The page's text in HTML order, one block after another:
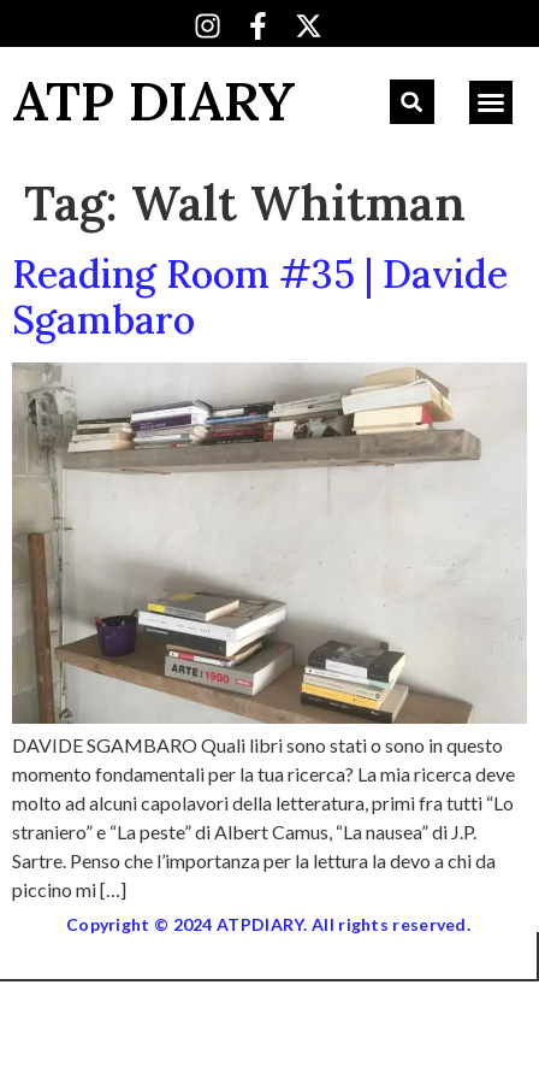
ATP DIARY
Tag: Walt Whitman
Reading Room #35 | Davide
Sgambaro
DAVIDE SGAMBARO Quali libri sono stati o sono in questo
momento fondamentali per la tua ricerca? La mia ricerca deve
molto ad alcuni capolavori della letteratura, primi fra tutti “Lo
straniero” e “La peste” di Albert Camus, “La nausea” di J.P.
Sartre. Penso che l’importanza per la lettura la devo a chi da
piccino mi […]
Copyright © 2024 ATPDIARY. All rights reserved.